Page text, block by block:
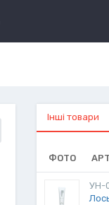
Інші товари
ФОТО
УН-